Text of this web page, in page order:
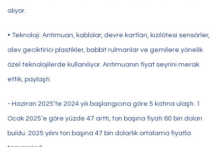
alıyor.
• Teknoloji: Antimuan, kablolar, devre kartları, kızılötesi sensörler,
alev geciktirici plastikler, babbit rulmanlar ve gemilere yönelik
özel teknolojilerde kullanılıyor. Antimuanın fiyat seyrini merak
ettik, paylaştı:
- Haziran 2025’te 2024 yılı başlangıcına göre 5 katına ulaştı. 1
Ocak 2025’e göre yüzde 47 arttı, ton başına fiyatı 60 bin doları
buldu. 2025 yılını ton başına 47 bin dolarlık ortalama fiyatla